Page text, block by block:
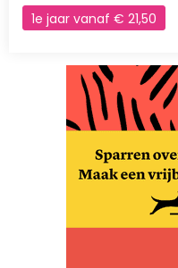
1e jaar vanaf € 21,50